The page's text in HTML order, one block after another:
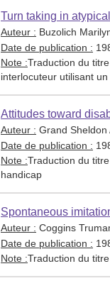
Turn taking in
Auteur : Buzolich
Date de publication :
Note :Traduction du
interlocuteur utilisant
Attitudes toward
Auteur : Grand Sheldon
Date de publication :
Note :Traduction du
handicap
Spontaneous
Auteur : Coggins
Date de publication :
Note :Traduction du